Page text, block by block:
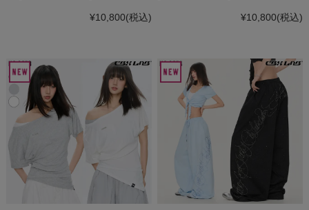
¥10,800(税込) ¥10,800(税込)